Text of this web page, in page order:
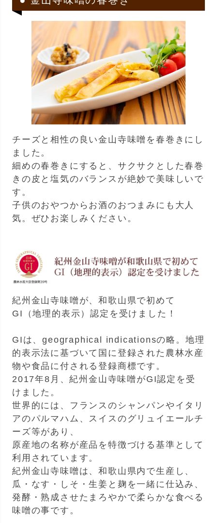
チーズと相性の良い金山寺味噌を春巻きにし
ました。
細めの春巻きにすると、サクサクとした春巻
きの皮と塩気のバランスが絶妙で美味しいで
す。
子供のおやつからお酒のおつまみにも大人
気。ぜひお楽しみください。
紀州金山寺味噌が、和歌山県で初めて
GI（地理的表示）認定を受けました！
GIは、geographical indicationsの略。地理
的表示法に基づいて国に登録された農林水産
物や食品に付される登録商標です。
2017年8月、紀州金山寺味噌がGI認定を受
けました。
世界的には、フランスのシャンパンやイタリ
アのパルマハム、スイスのグリュイエールチ
ーズ等があり、
原産地の名称が産品を特徴づける基準として
利用されています。
紀州金山寺味噌は、和歌山県内で生産し、
瓜・なす・しそ・生姜と麹を一緒に仕込み、
発酵・熟成させたまろやかで柔らかな食べる
味噌の事です。